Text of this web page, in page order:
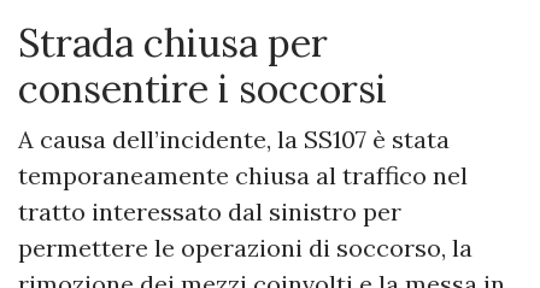
Strada chiusa per
consentire i soccorsi
A causa dell’incidente, la SS107 è stata
temporaneamente chiusa al traffico nel
tratto interessato dal sinistro per
permettere le operazioni di soccorso, la